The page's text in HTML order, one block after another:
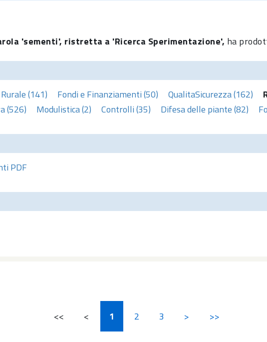
'sementi', ristretta a 'Ricerca Sperimentazione', ha
(141) Fondi e Finanziamenti (50) QualitaSicurezza (162)
(526) Modulistica (2) Controlli (35) Difesa delle piante (82)
PDF
<< < 1 2 3 > >>